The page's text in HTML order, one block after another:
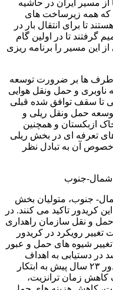
از مسیر ایران در حاشیه
که همه زیرساخت های
تا برای انتقال بار در
گرفتند تا در اولین گام
این مسیر را برنامه ریزی
طرف ها بر ضرورت توسعه
ناوبری و حمل ونقل هوایی
تا سقف توافق شده قبلی
حمل ونقل ریلی و
خاک ازبکستان و همچنین
تعرفه ای در بخش ریلی
آن به تبادل نظر
شمال-جنوب
جنوب، متولیان بخش
کریدور تاکید می کنند. در
و نقل سازمان راهداری
رویکرد در کریدور
شیوه های حمل و عبور
در دستیابی به اهداف
اولیه چندان موفق نبوده است. این کریدور ۲۳ سال پیش به ابتکار
کاهش زمان ترانزیت،